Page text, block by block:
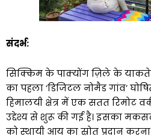
संदर्भ:
सिक्किम के पाक्योंग ज़िले के
का पहला ‘डिजिटल नोमैड गांव’
हिमालयी क्षेत्र में एक सतत रिमोट
उद्देश्य से शुरू की गई है। इसका
को स्थायी आय का स्रोत प्रदान